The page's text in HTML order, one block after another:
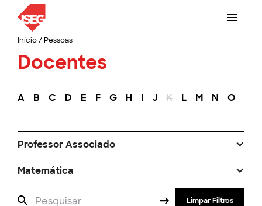
Início/ Pessoas
Docentes
A B C D E F G H I J K L M N O
Professor Associado
Matemática
Limpar Filtros